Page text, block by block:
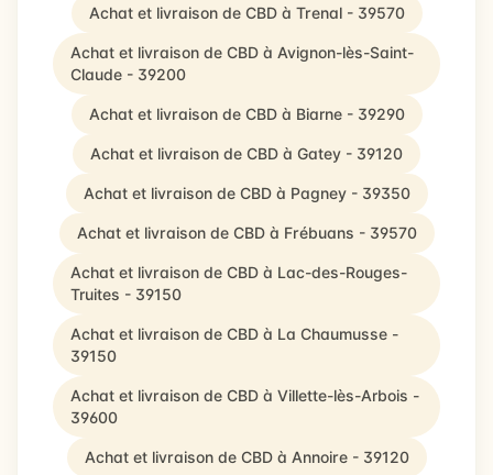
Achat et livraison de CBD à Trenal - 39570
Achat et livraison de CBD à Avignon-lès-Saint-
Claude - 39200
Achat et livraison de CBD à Biarne - 39290
Achat et livraison de CBD à Gatey - 39120
Achat et livraison de CBD à Pagney - 39350
Achat et livraison de CBD à Frébuans - 39570
Achat et livraison de CBD à Lac-des-Rouges-
Truites - 39150
Achat et livraison de CBD à La Chaumusse -
39150
Achat et livraison de CBD à Villette-lès-Arbois -
39600
Achat et livraison de CBD à Annoire - 39120